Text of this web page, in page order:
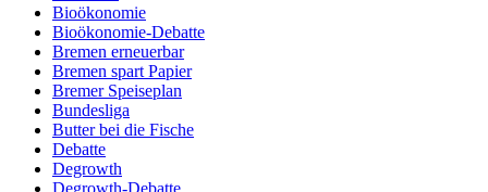
Bioökonomie
Bioökonomie-Debatte
Bremen erneuerbar
Bremen spart Papier
Bremer Speiseplan
Bundesliga
Butter bei die Fische
Debatte
Degrowth